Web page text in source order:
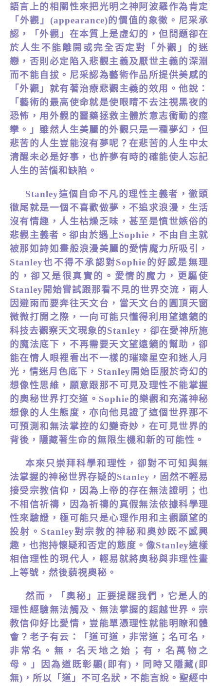
語言上的相關性來把光明之神阿波羅作為肯定
「外觀」(appearance)的價值的象徵。尼采承
認，「外觀」在本質上是虛幻的，但問題卻在
於人生不能離開或完全否定對「外觀」的迷
戀，否則必定陷入悲觀主義及厭世主義的深淵
而不能自拔。尼采認為藝術作品所提供美感的
「外觀」就有著治療悲觀主義的效用。他說：
「藝術的最高使命就是使眼睛不去注視黑夜的
恐怖，用外觀的靈藥拯救主體於意志衝動的痙
攣。」雖然人生美麗的外觀只是一種夢幻，但
悲苦的人生豈能沒有夢呢？在悲苦的人生中太
清醒未必是好事，也許夢有時的確能使人忘記
人生的苦惱和缺陷。
Stanley這個自命不凡的理性主義者，徹頭
徹尾就是一個不喜歡做夢，不追求浪漫，生活
沒有情趣，人生枯燥乏味，甚至是憤世嫉俗的
悲觀主義者。卻由於遇上Sophie ，不由自主就
被那如詩如畫般浪漫美麗的愛情魔力所吸引，
Stanley也不得不承認對Sophie 的好感是無理
的，卻又是很真實的。愛情的魔力，更驅使
Stanley開始嘗試跟那看不見的世界交流， 兩人
因避雨而要奔往天文台 ， 當天文台的圓頂天窗
微微打開 之際 ， 一向可能只懂得利用望遠鏡的
科技去觀察天文現象的Stanley ，卻在愛神所施
的魔法底下，不再需要天文望遠鏡的幫助，卻
能在情人眼裡看出不一樣的璀璨星空和迷人月
光，情迷月色底下， Stanley開始臣服於奇幻的
想像性思維，願意跟那不可見及理性不能掌握
的奧秘世界打交道 。 Sophie的樂觀和充滿神秘
想像的人生態度，亦向他見證了這個世界那不
可預測和無法掌控的幻變奇妙，在可見世界的
背後，隱藏著生命的無限生機和新的可能性。
本來只崇拜科學和理性，卻對不可知與無
法掌握的神秘世界存疑的Stanley ， 固然不輕易
接受宗教信仰，因為上帝的存在無法證明；也
不相信祈禱，因為祈禱的真假無法依據科學理
性來驗證，極可能只 是心理作用 和主觀願望的
投射 。Stanley對宗教的神秘和奧妙 既不感興
趣，也抱持懷疑和否定的態度。像Stanley這樣
相信理性的現代人， 輕易就將奧秘與非理性畫
上等號，然後藐視奧秘。
然而，「奧秘」正要提醒我們，它是人的
理性經驗無法觸及、無法掌握的超越世界。 宗
教信仰好比愛情，豈能單憑理性就能明 瞭和體
會？ 老子有云：「道可道，非常道；名可名，
非常名。無，名天地之始；有，名萬物之
母。」因為道既彰顯(即有)，同時又隱藏(即
無)，所以「道」不可名狀，不能言說。聖經中